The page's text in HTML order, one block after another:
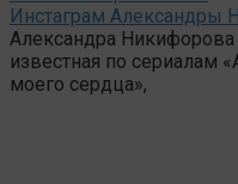
Инстаграм Александры
Александра Никифорова
известная по сериалам
моего сердца»,